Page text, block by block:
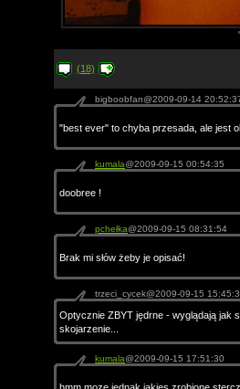
(18)
bigboobfan@2009-09-14
"best ever" to chyba przesada, ale jest
kumala@2009-09-15 00:54:35
doobree !
pchełka@2009-09-15 08:31:54
Brak mi słów żeby je opisać!
trzeci_cycek@2009-09-15
Optycznie ZBYT jędrne - wyglądają jak
skojarzenie...
kumala@2009-09-15 17:51:30